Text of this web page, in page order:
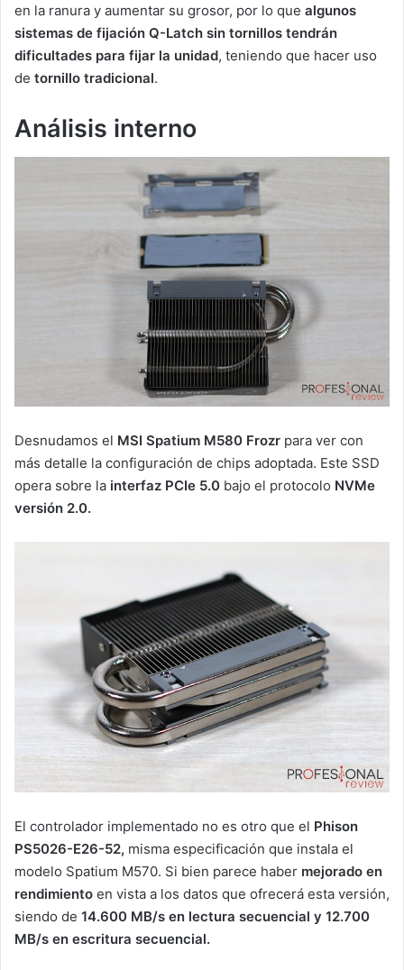
en la ranura y aumentar su grosor, por lo que algunos
sistemas de fijación Q-Latch sin tornillos tendrán
dificultades para fijar la unidad, teniendo que hacer uso
de tornillo tradicional.
Análisis interno
Desnudamos el MSI Spatium M580 Frozr para ver con
más detalle la configuración de chips adoptada. Este SSD
opera sobre la interfaz PCIe 5.0 bajo el protocolo NVMe
versión 2.0.
El controlador implementado no es otro que el Phison
PS5026-E26-52, misma especificación que instala el
modelo Spatium M570. Si bien parece haber mejorado en
rendimiento en vista a los datos que ofrecerá esta versión,
siendo de 14.600 MB/s en lectura secuencial y 12.700
MB/s en escritura secuencial.